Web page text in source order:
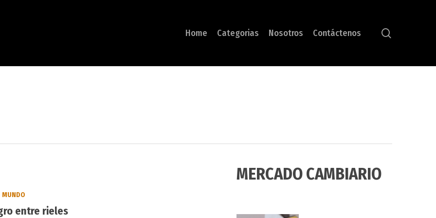
Home Categorias Nosotros Contáctenos
MUNDO
entre rieles
MERCADO CAMBIARIO